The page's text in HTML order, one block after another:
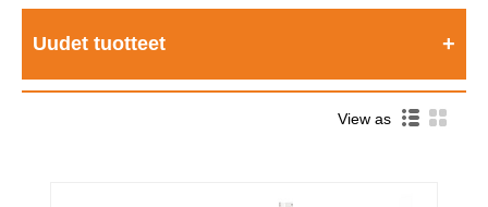
Uudet tuotteet
View as